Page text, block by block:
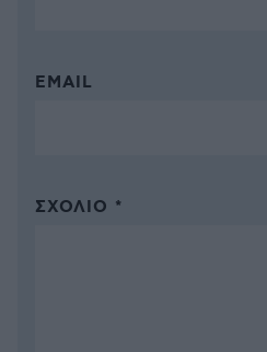
EMAIL
ΣΧΌΛΙΟ *